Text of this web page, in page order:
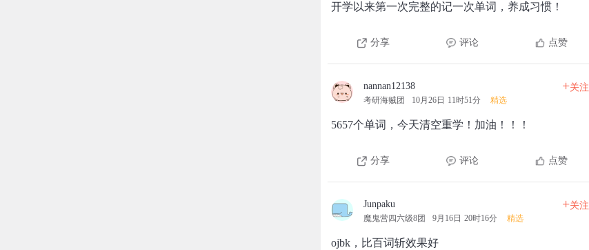
开学以来第一次完整的记一次单词，养成习惯！
分享 评论 点赞
nannan12138
考研海贼团 10月26日 11时51分 精选
+关注
5657个单词，今天清空重学！加油！！！
分享 评论 点赞
Junpaku
魔鬼营四六级8团 9月16日 20时16分 精选
+关注
ojbk，比百词斩效果好